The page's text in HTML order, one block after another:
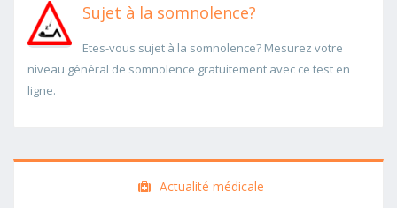
Sujet à la somnolence?
Etes-vous sujet à la somnolence? Mesurez votre
niveau général de somnolence gratuitement avec ce test en
ligne.
Actualité médicale